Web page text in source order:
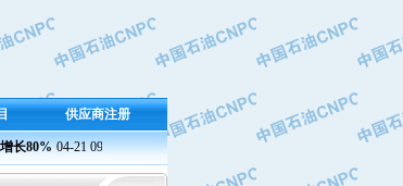
供应商注册
80% 04-21 09:23 兰州石化成功产出新国标半精炼石蜡 04-21 09:37